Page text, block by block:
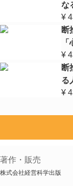
な
¥
断
¥
断
る
¥
著作・販売
株式会社経営科学出版